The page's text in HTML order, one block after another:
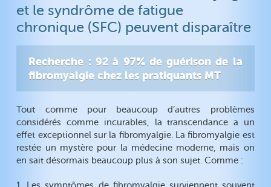
Etat de santé
Athérosclérose
Cholestérol
Diabète
Tension artérielle
Fibromyalgie
Rajeunir
Arrêter de fumer
Alcoolisme
Drogue
Comment marche la MT ?
Le succès grâce à notre
Intelligence
et le syndrôme de fatigue
chronique (SFC) peuvent disparaître
Recherche : 92 à 97% de guérison de la
fibromyalgie chez les pratiquants MT
Tout comme pour beaucoup d’autres problèmes
considérés comme incurables, la transcendance a un
effet exceptionnel sur la fibromyalgie. La fibromyalgie est
restée un mystère pour la médecine moderne, mais on
en sait désormais beaucoup plus à son sujet. Comme :